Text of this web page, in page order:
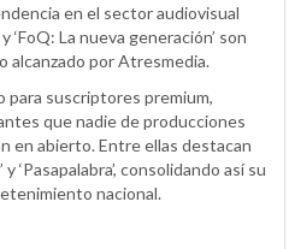
en el sector audiovisual
‘FoQ: La nueva generación’ son
alcanzado por Atresmedia.
suscriptores premium,
que nadie de producciones
en abierto. Entre ellas destacan
‘Pasapalabra’, consolidando así su
nacional.